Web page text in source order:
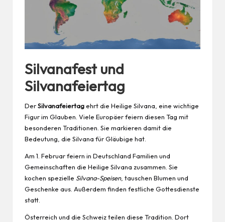
Silvanafest und
Silvanafeiertag
DerSilvanafeiertagehrt die Heilige Silvana, eine wichtige
Figur im Glauben. Viele Europäer feiern diesen Tag mit
besonderen Traditionen. Sie markieren damit die
Bedeutung, die Silvana für Gläubige hat.
Am 1. Februar feiern in Deutschland Familien und
Gemeinschaften die Heilige Silvana zusammen. Sie
kochen spezielle Silvana-Speisen, tauschen Blumen und
Geschenke aus. Außerdem finden festliche Gottesdienste
statt.
Österreich und die Schweiz teilen diese Tradition. Dort